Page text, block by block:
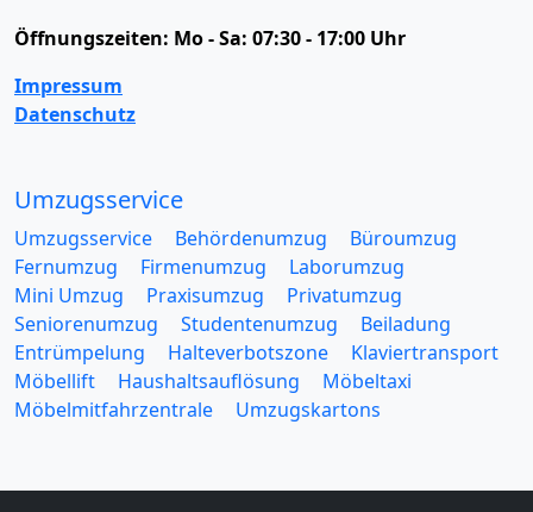
Öffnungszeiten: Mo - Sa: 07:30 - 17:00 Uhr
Impressum
Datenschutz
Umzugsservice
Umzugsservice Behördenumzug
Büroumzug
Fernumzug
Firmenumzug
Laborumzug
Mini Umzug
Praxisumzug
Privatumzug
Seniorenumzug
Studentenumzug
Beiladung
Entrümpelung
Halteverbotszone
Klaviertransport
Möbellift
Haushaltsauflösung
Möbeltaxi
Möbelmitfahrzentrale
Umzugskartons